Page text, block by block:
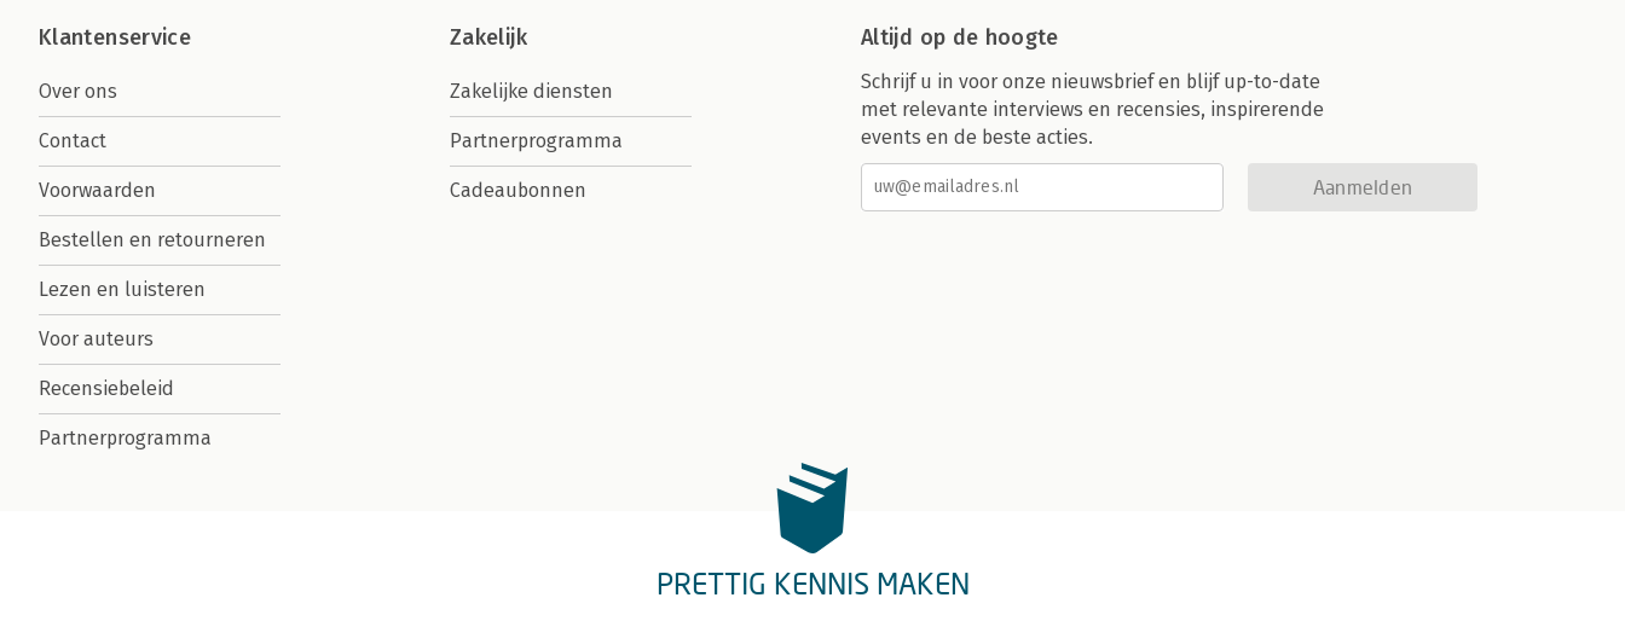
Klantenservice
Over ons
Contact
Voorwaarden
Bestellen en retourneren
Lezen en luisteren
Voor auteurs
Recensiebeleid
Partnerprogramma
Zakelijk
Zakelijke diensten
Partnerprogramma
Cadeaubonnen
Altijd op de hoogte
Schrijf u in voor onze nieuwsbrief en blijf up-to-date
met relevante interviews en recensies, inspirerende
events en de beste acties.
Aanmelden
PRETTIG KENNIS MAKEN